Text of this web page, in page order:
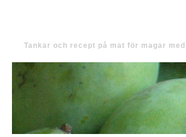
Tankar och recept på mat för magar